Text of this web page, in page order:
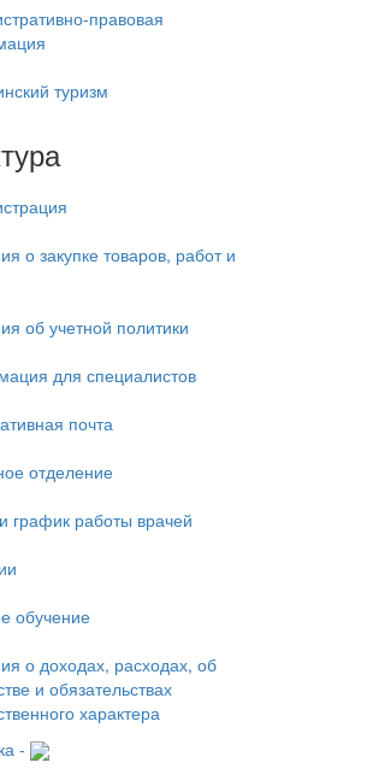
правовая
туризм
о закупке товаров, работ и
об учетной политики
для специалистов
почта
отделение
график работы врачей
обучение
о доходах, расходах, об
и обязательствах
характера
-